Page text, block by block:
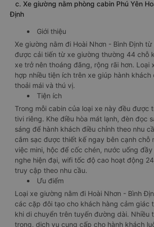
c. Xe giường nằm phòng cabin Phú Yên
Định
Giới thiệu
Xe giường nằm đi Hoài Nhơn - Bình Định từ
được cải tiến từ xe giường thường 44 chỗ
xe trở nên thoáng đãng, rộng rãi hơn. Loại
hợp nhiều tiện ích trên xe giúp hành khách
thoải mái và thú vị.
Tiện ích
Trong mỗi cabin của loại xe này đều được
tivi riêng. Khe điều hòa mát lạnh, đèn đọc
sáng để hành khách điều chỉnh theo nhu
cắm sạc được thiết kế ngay bên cạnh chỗ
việc mini, hộc để cốc chén, nước uống
nghe hiện đại, wifi tốc độ cao hoạt động
truy cập theo nhu cầu.
Ưu điểm
Loại xe giường nằm đi Hoài Nhơn - Bình
các cặp đôi tạo cho khách hàng cảm giác
khi di chuyển trên tuyến đường dài. Nhiều
trọng, dịch vụ cung cấp cho hành khách